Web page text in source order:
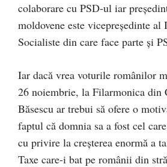
colaborare cu PSD-ul iar
moldovene este vicepreședinte al
Socialiste din care face parte și
Iar dacă vrea voturile românilor
26 noiembrie, la Filarmonica din
Băsescu ar trebui să ofere o
faptul că domnia sa a fost cel
cu privire la creșterea enormă a
Taxe care-i bat pe românii din